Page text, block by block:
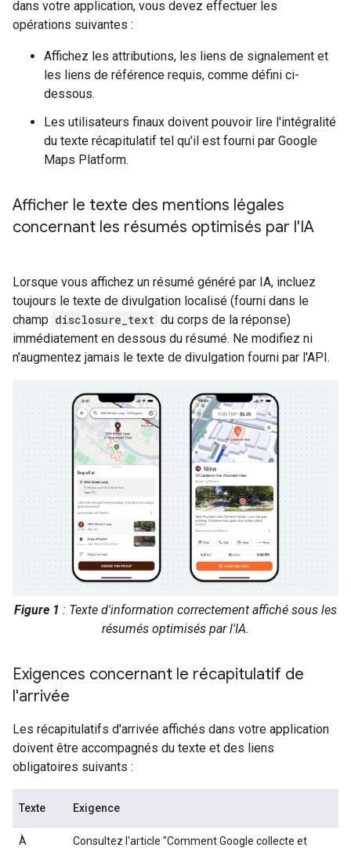
dans votre application, vous devez effectuer les
opérations suivantes :
Affichez les attributions, les liens de signalement et
les liens de référence requis, comme défini ci-
dessous.
Les utilisateurs finaux doivent pouvoir lire l'intégralité
du texte récapitulatif tel qu'il est fourni par Google
Maps Platform.
Afficher le texte des mentions légales
concernant les résumés optimisés par l'IA
Lorsque vous affichez un résumé généré par IA, incluez
toujours le texte de divulgation localisé (fourni dans le
champ disclosure_text du corps de la réponse)
immédiatement en dessous du résumé. Ne modifiez ni
n'augmentez jamais le texte de divulgation fourni par l'API.
Figure 1 : Texte d'information correctement affiché sous les
résumés optimisés par l'IA.
Exigences concernant le récapitulatif de
l'arrivée
Les récapitulatifs d'arrivée affichés dans votre application
doivent être accompagnés du texte et des liens
obligatoires suivants :
Texte Exigence
À
Consultez l'article "Comment Google collecte et